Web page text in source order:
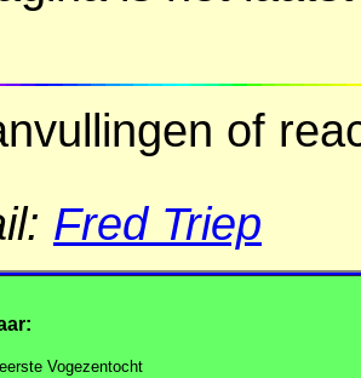
of
Fred Triep
Vogezentocht